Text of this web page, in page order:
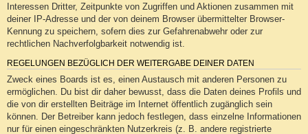
Interessen Dritter, Zeitpunkte von Zugriffen und Aktionen zusammen mit
deiner IP-Adresse und der von deinem Browser übermittelter Browser-
Kennung zu speichern, sofern dies zur Gefahrenabwehr oder zur
rechtlichen Nachverfolgbarkeit notwendig ist.
REGELUNGEN BEZÜGLICH DER WEITERGABE DEINER DATEN
Zweck eines Boards ist es, einen Austausch mit anderen Personen zu
ermöglichen. Du bist dir daher bewusst, dass die Daten deines Profils und
die von dir erstellten Beiträge im Internet öffentlich zugänglich sein
können. Der Betreiber kann jedoch festlegen, dass einzelne Informationen
nur für einen eingeschränkten Nutzerkreis (z. B. andere registrierte